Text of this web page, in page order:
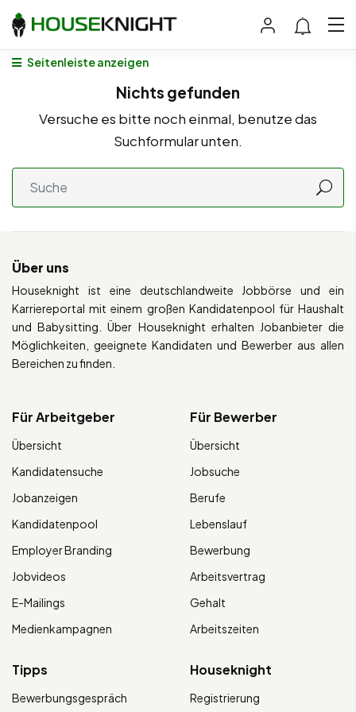
Seitenleiste anzeigen
Nichts gefunden
Versuche es bitte noch einmal, benutze das
Suchformular unten.
Über uns
Houseknight ist eine deutschlandweite Jobbörse und ein
Karriereportal mit einem großen Kandidatenpool für Haushalt
und Babysitting. Über Houseknight erhalten Jobanbieter die
Möglichkeiten, geeignete Kandidaten und Bewerber aus allen
Bereichen zu finden.
Für Arbeitgeber
Übersicht
Kandidatensuche
Jobanzeigen
Kandidatenpool
Employer Branding
Jobvideos
E-Mailings
Medienkampagnen
Für Bewerber
Übersicht
Jobsuche
Berufe
Lebenslauf
Bewerbung
Arbeitsvertrag
Gehalt
Arbeitszeiten
Tipps
Bewerbungsgespräch
Houseknight
Registrierung